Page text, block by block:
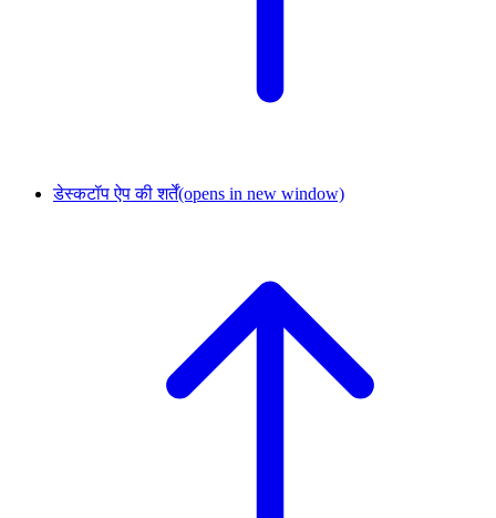
डेस्कटॉप ऐप की शर्तें(opens in new window)